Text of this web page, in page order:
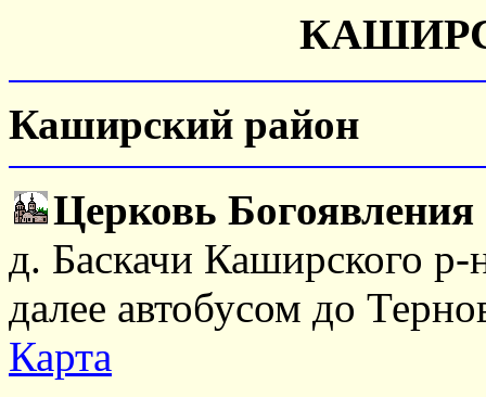
Каширский район
Церковь Богоявления
д. Баскачи Каширского
далее автобусом до
Карта